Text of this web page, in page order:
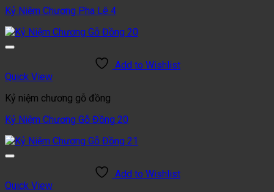
Kỷ Niệm Chương Pha Lê 4
Add to Wishlist
Quick View
Kỷ niệm chương gỗ đồng
Kỷ Niệm Chương Gỗ Đồng 20
Add to Wishlist
Quick View